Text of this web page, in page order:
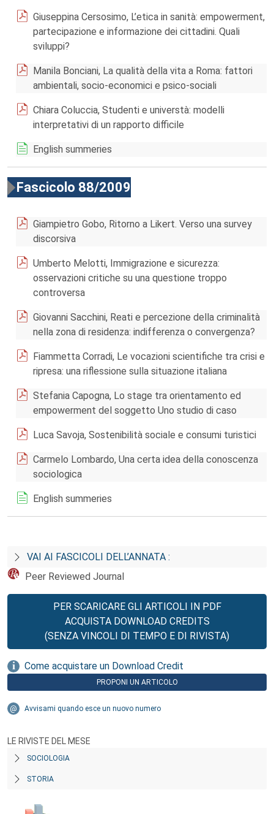
Giuseppina Cersosimo, L’etica in sanità: empowerment,
partecipazione e informazione dei cittadini. Quali
sviluppi?
Manila Bonciani, La qualità della vita a Roma: fattori
ambientali, socio-economici e psico-sociali
Chiara Coluccia, Studenti e universtà: modelli
interpretativi di un rapporto difficile
English summeries
Fascicolo 88/2009
Giampietro Gobo, Ritorno a Likert. Verso una survey
discorsiva
Umberto Melotti, Immigrazione e sicurezza:
osservazioni critiche su una questione troppo
controversa
Giovanni Sacchini, Reati e percezione della criminalità
nella zona di residenza: indifferenza o convergenza?
Fiammetta Corradi, Le vocazioni scientifiche tra crisi e
ripresa: una riflessione sulla situazione italiana
Stefania Capogna, Lo stage tra orientamento ed
empowerment del soggetto Uno studio di caso
Luca Savoja, Sostenibilità sociale e consumi turistici
Carmelo Lombardo, Una certa idea della conoscenza
sociologica
English summeries
VAI AI FASCICOLI DELL’ANNATA :
Peer Reviewed Journal
PER SCARICARE GLI ARTICOLI IN PDF
ACQUISTA DOWNLOAD CREDITS
(SENZA VINCOLI DI TEMPO E DI RIVISTA)
Come acquistare un Download Credit
PROPONI UN ARTICOLO
Avvisami quando esce un nuovo numero
LE RIVISTE DEL MESE
SOCIOLOGIA
STORIA